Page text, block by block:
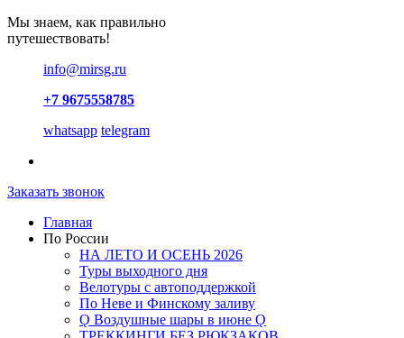
Мы знаем, как правильно
путешествовать!
info@mirsg.ru
+7 9675558785
whatsapp telegram
Заказать звонок
Главная
По России
НА ЛЕТО И ОСЕНЬ 2026
Туры выходного дня
Велотуры с автоподдержкой
По Неве и Финскому заливу
Ǫ Воздушные шары в июне Ǫ